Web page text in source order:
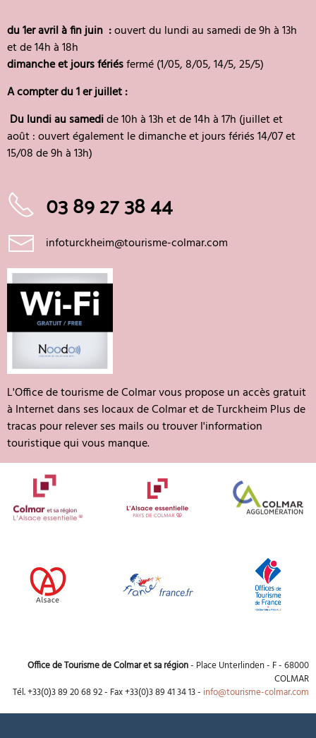
du 1er avril à fin juin :ouvert du lundi au samedi de 9h à 13h
et de 14h à 18h
dimanche et jours fériésfermé (1/05, 8/05, 14/5, 25/5)
A compter du 1 er juillet :
Du lundi au samedide 10h à 13h et de 14h à 17h (juillet et
août : ouvert également le dimanche et jours fériés 14/07 et
15/08 de 9h à 13h)
03 89 27 38 44
infoturckheim@tourisme-colmar.com
L'Office de tourisme de Colmar vous propose un accès gratuit
à Internet dans ses locaux de Colmar et de Turckheim Plus de
tracas pour relever ses mails ou trouver l'information
touristique qui vous manque.
Office de Tourisme de Colmar et sa région- Place Unterlinden - F - 68000
COLMAR
Tél. +33(0)3 89 20 68 92 - Fax +33(0)3 89 41 34 13 - info@tourisme-colmar.com